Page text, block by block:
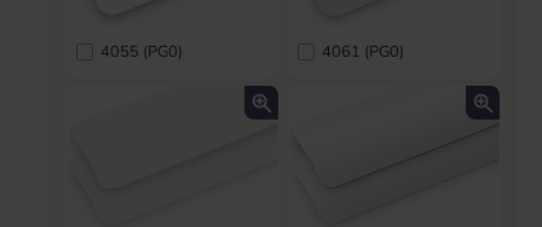
4055 (PG0) 4061 (PG0)